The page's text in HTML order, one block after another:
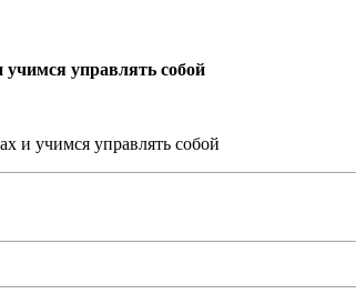
учимся управлять собой
и учимся управлять собой